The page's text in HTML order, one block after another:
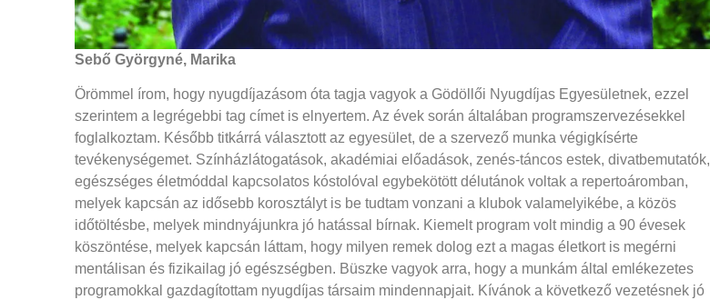
Sebő Györgyné, Marika
Örömmel írom, hogy nyugdíjazásom óta tagja vagyok a Gödöllői Nyugdíjas Egyesületnek, ezzel
szerintem a legrégebbi tag címet is elnyertem. Az évek során általában programszervezésekkel
foglalkoztam. Később titkárrá választott az egyesület, de a szervező munka végigkísérte
tevékenységemet. Színházlátogatások, akadémiai előadások, zenés-táncos estek, divatbemutatók,
egészséges életmóddal kapcsolatos kóstolóval egybekötött délutánok voltak a repertoáromban,
melyek kapcsán az idősebb korosztályt is be tudtam vonzani a klubok valamelyikébe, a közös
időtöltésbe, melyek mindnyájunkra jó hatással bírnak. Kiemelt program volt mindig a 90 évesek
köszöntése, melyek kapcsán láttam, hogy milyen remek dolog ezt a magas életkort is megérni
mentálisan és fizikailag jó egészségben. Büszke vagyok arra, hogy a munkám által emlékezetes
programokkal gazdagítottam nyugdíjas társaim mindennapjait. Kívánok a következő vezetésnek jó